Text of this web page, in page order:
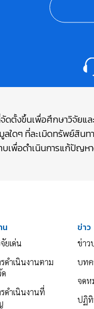
ตั้งขึ้นเพื่อศึกษาวิจัยแ
ใดๆ ที่ละเมิดทรัพย์สิน
เพื่อดำเนินการแก้ปัญห
น
ยเด่น
ดำเนินงานตาม
ดำเนินงานที่
ข่าว
ข่าว
บทค
จดห
ปฏิทิ